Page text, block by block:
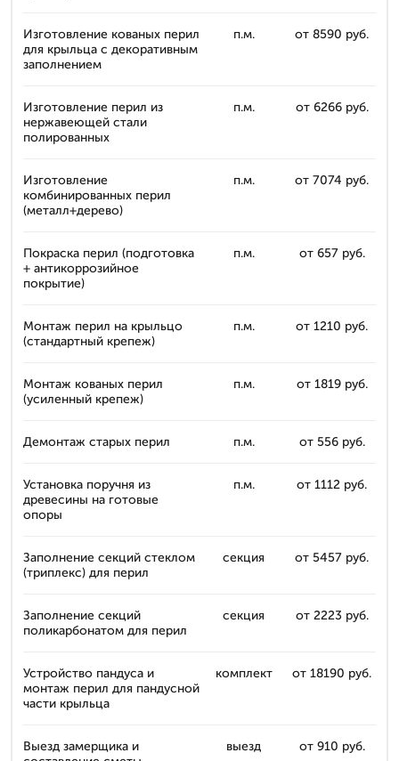
Изготовление кованых перил
для крыльца с декоративным
заполнением
п.м. от 8590 руб.
Изготовление перил из
нержавеющей стали
полированных
п.м. от 6266 руб.
Изготовление
комбинированных перил
(металл+дерево)
п.м. от 7074 руб.
Покраска перил (подготовка
+ антикоррозийное
покрытие)
п.м. от 657 руб.
Монтаж перил на крыльцо
(стандартный крепеж)
п.м. от 1210 руб.
Монтаж кованых перил
(усиленный крепеж)
п.м. от 1819 руб.
Демонтаж старых перил п.м. от 556 руб.
Установка поручня из
древесины на готовые
опоры
п.м. от 1112 руб.
Заполнение секций стеклом
(триплекс) для перил
секция от 5457 руб.
Заполнение секций
поликарбонатом для перил
секция от 2223 руб.
Устройство пандуса и
монтаж перил для пандусной
части крыльца
комплект от 18190 руб.
Выезд замерщика и
выезд от 910 руб.